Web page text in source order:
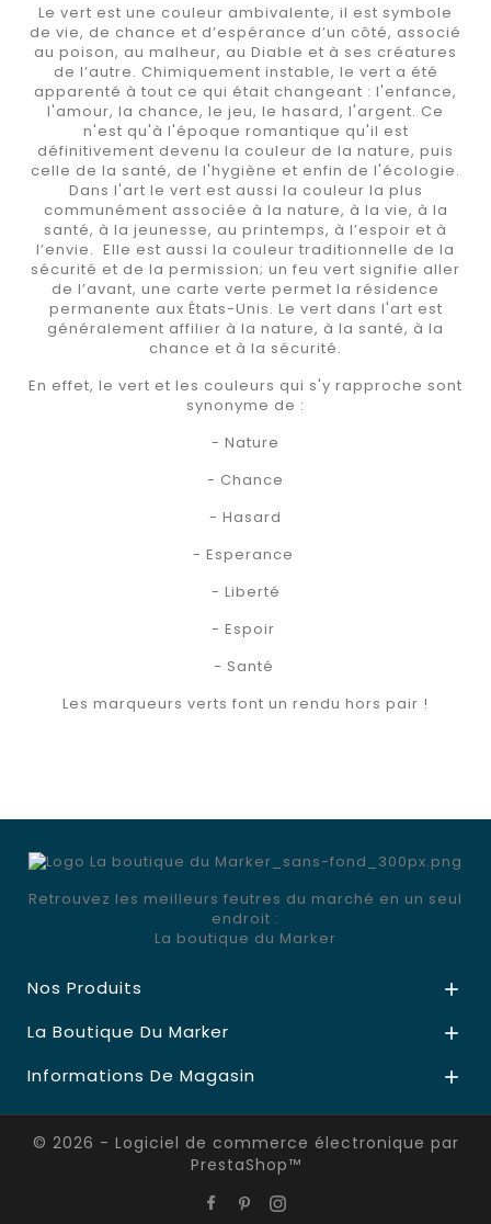
Le vert est une couleur ambivalente, il est symbole
de vie, de chance et d’espérance d’un côté, associé
au poison, au malheur, au Diable et à ses créatures
de l’autre. Chimiquement instable, le vert a été
apparenté à tout ce qui était changeant : l'enfance,
l'amour, la chance, le jeu, le hasard, l'argent. Ce
n'est qu'à l'époque romantique qu'il est
définitivement devenu la couleur de la nature, puis
celle de la santé, de l'hygiène et enfin de l'écologie.
Dans l'art le vert est aussi la couleur la plus
communément associée à la nature, à la vie, à la
santé, à la jeunesse, au printemps, à l’espoir et à
l’envie. Elle est aussi la couleur traditionnelle de la
sécurité et de la permission; un feu vert signifie aller
de l’avant, une carte verte permet la résidence
permanente aux États-Unis. Le vert dans l'art est
généralement affilier à la nature, à la santé, à la
chance et à la sécurité.
En effet, le vert et les couleurs qui s'y rapproche sont
synonyme de :
- Nature
- Chance
- Hasard
- Esperance
- Liberté
- Espoir
- Santé
Les marqueurs verts font un rendu hors pair !
Retrouvez les meilleurs feutres du marché en un seul
endroit :
La boutique du Marker
Nos Produits 
La Boutique Du Marker 
Informations De Magasin 
© 2026 - Logiciel de commerce électronique par
PrestaShop™